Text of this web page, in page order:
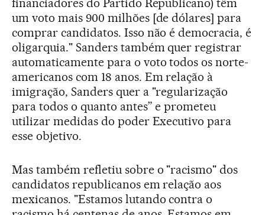
um voto mais 900 milhões [de dólares] para
comprar candidatos. Isso não é democracia, é
oligarquia." Sanders também quer registrar
automaticamente para o voto todos os norte-
americanos com 18 anos. Em relação à
imigração, Sanders quer a "regularização
para todos o quanto antes” e prometeu
utilizar medidas do poder Executivo para
esse objetivo.
Mas também refletiu sobre o "racismo" dos
candidatos republicanos em relação aos
mexicanos. "Estamos lutando contra o